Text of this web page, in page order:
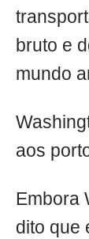
bruto e
mundo
aos
Embora
dito que